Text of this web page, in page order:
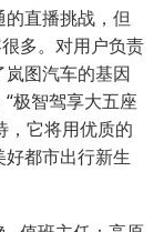
直播挑战，但
多。对用户负责
图汽车的基因
极智驾享大五座
，它将用优质的
都市出行新生